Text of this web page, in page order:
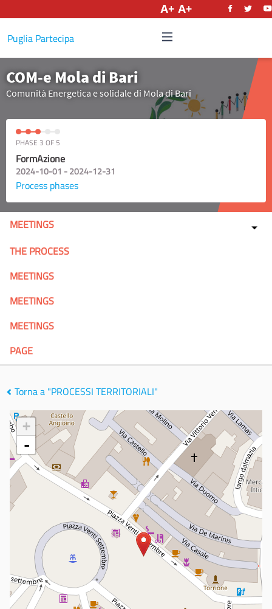
Puglia Partecipa
COM-e Mola di Bari
Comunità Energetica e solidale di Mola di Bari
PHASE 3 OF 5
FormAzione
2024-10-01 - 2024-12-31
Process phases
MEETINGS
THE PROCESS
MEETINGS
MEETINGS
MEETINGS
PAGE
Torna a "PROCESSI TERRITORIALI"
+
-